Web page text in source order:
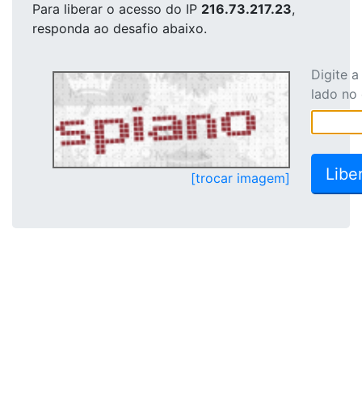
Para liberar o acesso do IP 216.73.217.23,
responda ao desafio abaixo.
[trocar imagem]
Digite
lado no